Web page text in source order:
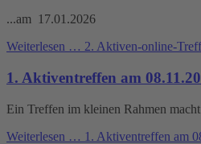
...am 17.01.2026
Weiterlesen … 2. Aktiven-online-
1. Aktiventreffen am
Ein Treffen im kleinen Rahmen
Weiterlesen … 1. Aktiventreffen am